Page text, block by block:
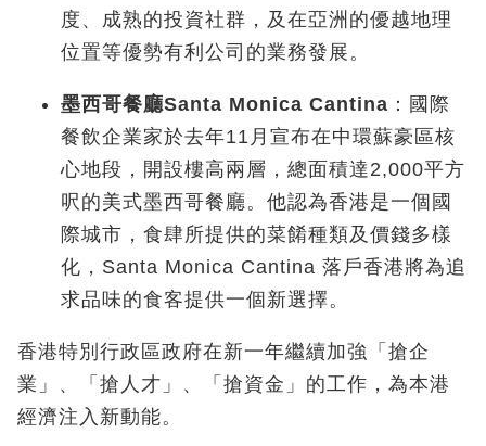
度、成熟的投資社群，及在亞洲的優越地理
位置等優勢有利公司的業務發展。
墨西哥餐廳Santa Monica Cantina ：國際
餐飲企業家於去年11 月宣布在中環蘇豪區核
心地段，開設樓高兩層，總面積達 2,000平方
呎的美式墨西哥餐廳。他認為香港是一個國
際城市，食肆所提供的菜餚種類及價錢多樣
化， Santa Monica Cantina 落戶香港將為追
求品味的食客提供一個新選擇。
香港特別行政區政府在新一年繼續加強「搶企
業」、「搶人才」、「搶資金」的工作，為本港
經濟注入新動能。